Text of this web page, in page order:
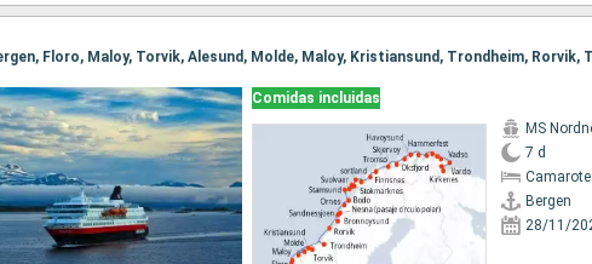
Comidas incluidas
MS
7 d
Bergen
28/11/